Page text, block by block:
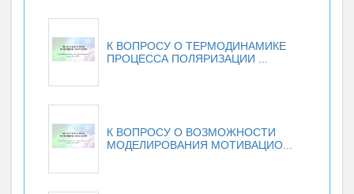
К ВОПРОСУ О ТЕРМОДИНАМИКЕ
ПРОЦЕССА ПОЛЯРИЗАЦИИ ...
К ВОПРОСУ О ВОЗМОЖНОСТИ
МОДЕЛИРОВАНИЯ МОТИВАЦИО...